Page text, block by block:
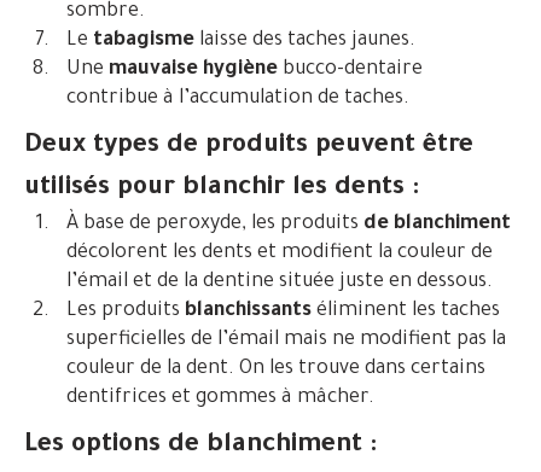
sombre.
Le tabagisme laisse des taches jaunes.
Une mauvaise hygiène bucco-dentaire
contribue à l’accumulation de taches.
Deux types de produits peuvent être
utilisés pour blanchir les dents :
À base de peroxyde, les produits de blanchiment
décolorent les dents et modifient la couleur de
l’émail et de la dentine située juste en dessous.
Les produits blanchissants éliminent les taches
superficielles de l’émail mais ne modifient pas la
couleur de la dent. On les trouve dans certains
dentifrices et gommes à mâcher.
Les options de blanchiment :